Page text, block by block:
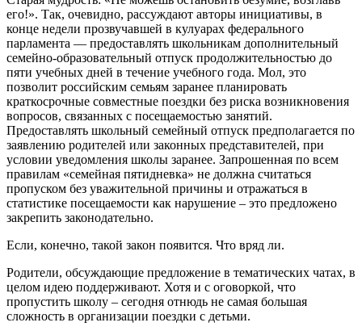
его!». Так, очевидно, рассуждают авторы инициативы, в
конце недели прозвучавшей в кулуарах федерального
парламента — предоставлять школьникам дополнительный
семейно-образовательный отпуск продолжительностью до
пяти учебных дней в течение учебного года. Мол, это
позволит российским семьям заранее планировать
краткосрочные совместные поездки без риска возникновения
вопросов, связанных с посещаемостью занятий.
Предоставлять школьный семейный отпуск предполагается по
заявлению родителей или законных представителей, при
условии уведомления школы заранее. Запрошенная по всем
правилам «семейная пятидневка» не должна считаться
пропуском без уважительной причины и отражаться в
статистике посещаемости как нарушение – это предложено
закрепить законодательно.
Если, конечно, такой закон появится. Что вряд ли.
Родители, обсуждающие предложение в тематических чатах, в
целом идею поддерживают. Хотя и с оговоркой, что
пропустить школу – сегодня отнюдь не самая большая
сложность в организации поездки с детьми.